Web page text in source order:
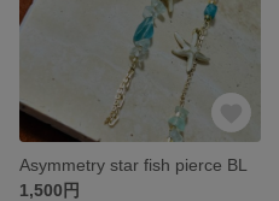
Asymmetry star fish pierce BL
1,500円